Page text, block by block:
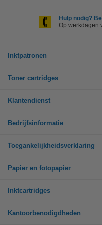
Hulp nodig?
Op werkdagen
Inktpatronen
Toner cartridges
Klantendienst
Bedrijfsinformatie
Toegankelijkheidsverklaring
Papier en fotopapier
Inktcartridges
Kantoorbenodigdheden